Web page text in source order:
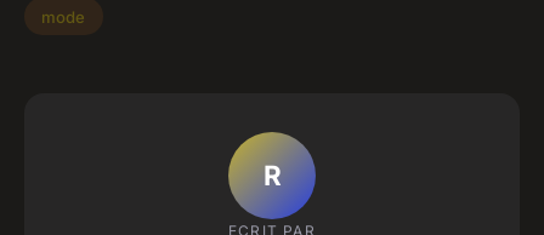
mode
R
ECRIT PAR